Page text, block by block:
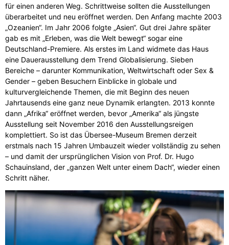
für einen anderen Weg. Schrittweise sollten die Ausstellungen
überarbeitet und neu eröffnet werden. Den Anfang machte 2003
„Ozeanien“. Im Jahr 2006 folgte „Asien“. Gut drei Jahre später
gab es mit „Erleben, was die Welt bewegt“ sogar eine
Deutschland-Premiere. Als erstes im Land widmete das Haus
eine Dauerausstellung dem Trend Globalisierung. Sieben
Bereiche – darunter Kommunikation, Weltwirtschaft oder Sex &
Gender – geben Besuchern Einblicke in globale und
kulturvergleichende Themen, die mit Beginn des neuen
Jahrtausends eine ganz neue Dynamik erlangten. 2013 konnte
dann „Afrika“ eröffnet werden, bevor „Amerika“ als jüngste
Ausstellung seit November 2016 den Ausstellungsreigen
komplettiert. So ist das Übersee-Museum Bremen derzeit
erstmals nach 15 Jahren Umbauzeit wieder vollständig zu sehen
– und damit der ursprünglichen Vision von Prof. Dr. Hugo
Schauinsland, der „ganzen Welt unter einem Dach“, wieder einen
Schritt näher.